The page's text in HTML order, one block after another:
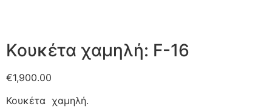
Κουκέτα χαμηλή: F-16
€1,900.00
Κουκέτα χαμηλή.